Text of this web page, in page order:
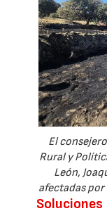
El
Rural y
León,
afectadas por
Soluciones